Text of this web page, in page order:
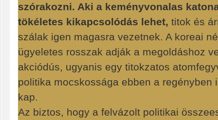
szórakozni. Aki a keményvonalas
tökéletes kikapcsolódás lehet, titok és
szálak igen magasra vezetnek. A koreai
ügyeletes rosszak adják a megoldáshoz
akciódús, ugyanis egy titokzatos
politika mocskossága ebben a regényben
kap.
Az biztos, hogy a felvázolt politikai